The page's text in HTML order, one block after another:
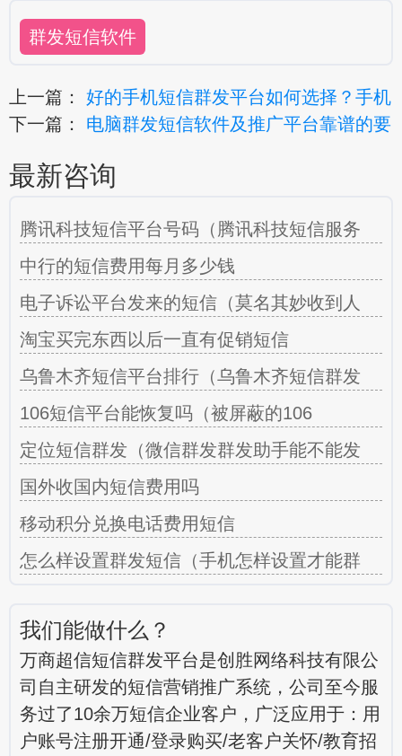
群发短信软件
上一篇： 好的手机短信群发平台如何选择？手机
下一篇： 电脑群发短信软件及推广平台靠谱的要
最新咨询
腾讯科技短信平台号码（腾讯科技短信服务
中行的短信费用每月多少钱
电子诉讼平台发来的短信（莫名其妙收到人
淘宝买完东西以后一直有促销短信
乌鲁木齐短信平台排行（乌鲁木齐短信群发
106短信平台能恢复吗（被屏蔽的106
定位短信群发（微信群发群发助手能不能发
国外收国内短信费用吗
移动积分兑换电话费用短信
怎么样设置群发短信（手机怎样设置才能群
我们能做什么？
万商超信短信群发平台是创胜网络科技有限公
司自主研发的短信营销推广系统，公司至今服
务过了10余万短信企业客户，广泛应用于：用
户账号注册开通/登录购买/老客户关怀/教育招